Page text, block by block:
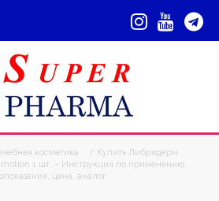
косметика
/ Купить Либридерм
1 шт. – Инструкция по применению,
цена, аналог